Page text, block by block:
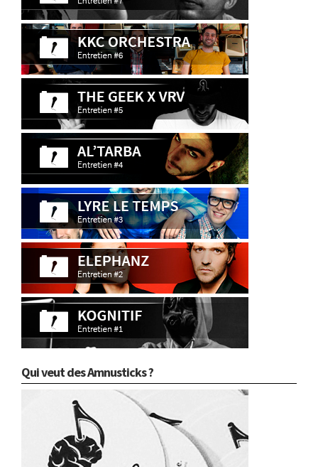
Qui veut des Amnusticks ?